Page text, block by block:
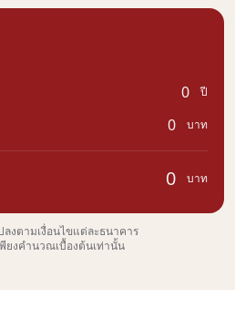
0 ปี
0 บาท
0 บาท
งตามเงื่อนไขแต่ละธนาคาร
ยงคำนวณเบื้องต้นเท่านั้น